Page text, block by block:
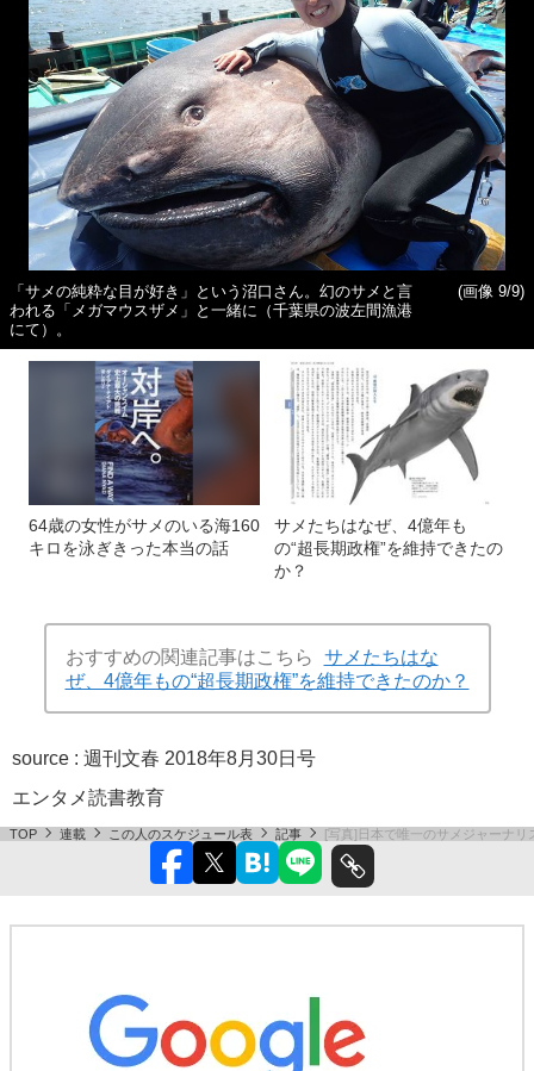
「サメの純粋な目が好き」という沼口さん。幻のサメと言
われる「メガマウスザメ」と一緒に（千葉県の波左間漁港
にて）。
(画像 9/9)
64歳の女性がサメのいる海160
キロを泳ぎきった本当の話
サメたちはなぜ、4億年も
の“超長期政権”を維持できたの
か？
おすすめの関連記事はこちら
サメたちはな
ぜ、4億年もの“超長期政権”を維持できたのか？
source : 週刊文春 2018年8月30日号
エンタメ読書教育
TOP 連載 この人のスケジュール表 記事 [写真]日本で唯一のサメジャーナリ